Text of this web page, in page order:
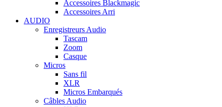
Accessoires Blackmagic
Accessoires Arri
AUDIO
Enregistreurs Audio
Tascam
Zoom
Casque
Micros
Sans fil
XLR
Micros Embarqués
Câbles Audio